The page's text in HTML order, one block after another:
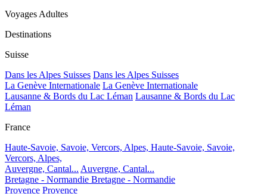
Voyages Adultes
Destinations
Suisse
Dans les Alpes Suisses Dans les Alpes Suisses
La Genève Internationale La Genève Internationale
Lausanne & Bords du Lac Léman Lausanne & Bords du Lac
Léman
France
Haute-Savoie, Savoie, Vercors, Alpes, Haute-Savoie, Savoie,
Vercors, Alpes,
Auvergne, Cantal... Auvergne, Cantal...
Bretagne - Normandie Bretagne - Normandie
Provence Provence